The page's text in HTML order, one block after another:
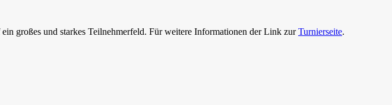
großes und starkes Teilnehmerfeld. Für weitere Informationen der Link zurTurnierseite.